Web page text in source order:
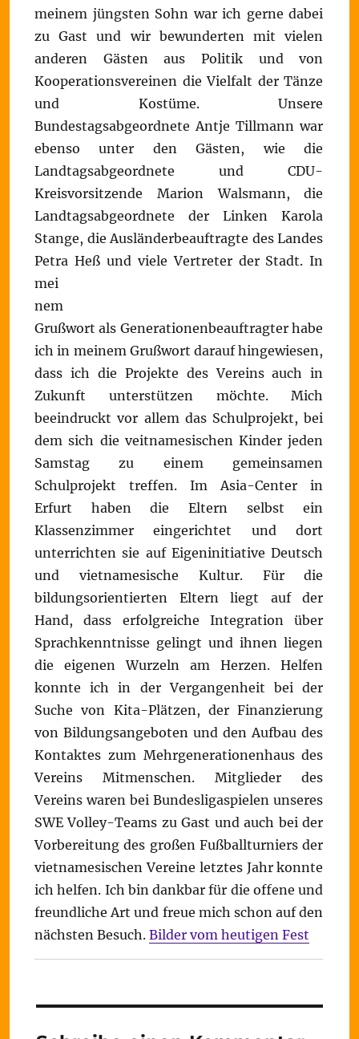
meinem jüngsten Sohn war ich gerne dabei
zu Gast und wir bewunderten mit vielen
anderen Gästen aus Politik und von
Kooperationsvereinen die Vielfalt der Tänze
und Kostüme. Unsere
Bundestagsabgeordnete Antje Tillmann war
ebenso unter den Gästen, wie die
Landtagsabgeordnete und CDU-
Kreisvorsitzende Marion Walsmann, die
Landtagsabgeordnete der Linken Karola
Stange, die Ausländerbeauftragte des Landes
Petra Heß und viele Vertreter der Stadt.In
mei
nem
Grußwort als Generationenbeauftragter habe
ich in meinem Grußwort darauf hingewiesen,
dass ich die Projekte des Vereins auch in
Zukunft unterstützen möchte. Mich
beeindruckt vor allem das Schulprojekt, bei
dem sich die veitnamesischen Kinder jeden
Samstag zu einem gemeinsamen
Schulprojekt treffen. Im Asia-Center in
Erfurt haben die Eltern selbst ein
Klassenzimmer eingerichtet und dort
unterrichten sie auf Eigeninitiative Deutsch
und vietnamesische Kultur. Für die
bildungsorientierten Eltern liegt auf der
Hand, dass erfolgreiche Integration über
Sprachkenntnisse gelingt und ihnen liegen
die eigenen Wurzeln am Herzen. Helfen
konnte ich in der Vergangenheit bei der
Suche von Kita-Plätzen, der Finanzierung
von Bildungsangeboten und den Aufbau des
Kontaktes zum Mehrgenerationenhaus des
Vereins Mitmenschen. Mitglieder des
Vereins waren bei Bundesligaspielen unseres
SWE Volley-Teams zu Gast und auch bei der
Vorbereitung des großen Fußballturniers der
vietnamesischen Vereine letztes Jahr konnte
ich helfen. Ich bin dankbar für die offene und
freundliche Art und freue mich schon auf den
nächsten Besuch. Bilder vom heutigen Fest